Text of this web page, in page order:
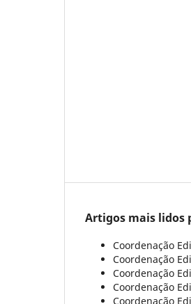
Artigos mais lidos
Coordenação
Coordenação
Coordenação
Coordenação
Coordenação